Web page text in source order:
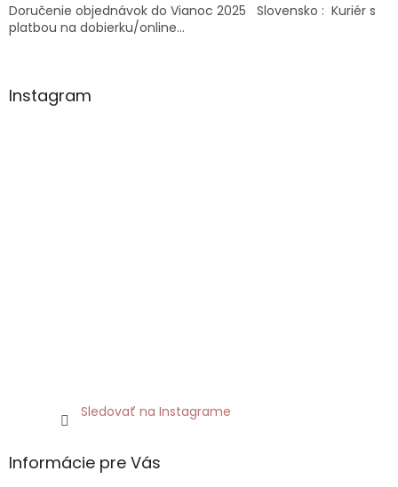
Doručenie objednávok do Vianoc 2025 Slovensko : Kuriér s
platbou na dobierku/online...
Instagram
Sledovať na Instagrame
Informácie pre Vás